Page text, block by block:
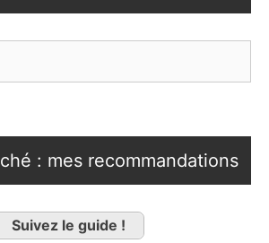
: mes recommandations
Suivez le guide !